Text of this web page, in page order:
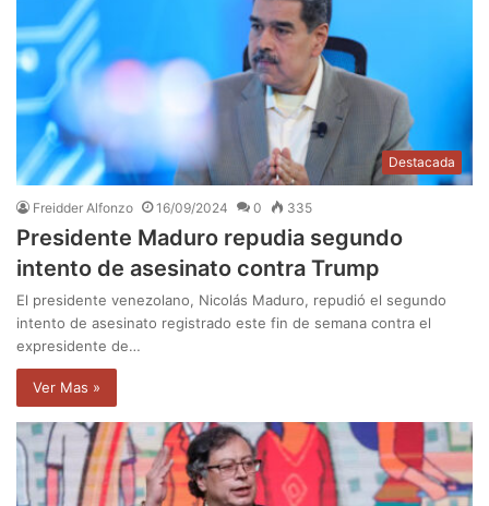
Destacada
Freidder Alfonzo 16/09/2024 0 335
Presidente Maduro repudia segundo
intento de asesinato contra Trump
El presidente venezolano, Nicolás Maduro, repudió el segundo
intento de asesinato registrado este fin de semana contra el
expresidente de…
Ver Mas »